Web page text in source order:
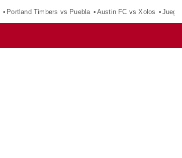
Portland Timbers vs Puebla Austin FC vs Xolos